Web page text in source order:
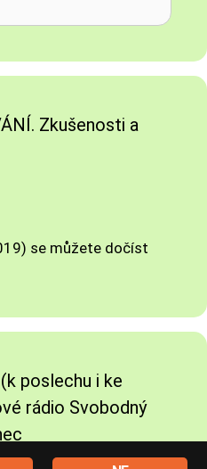
Zkušenosti a
se můžete dočíst
poslechu i ke
rádio Svobodný